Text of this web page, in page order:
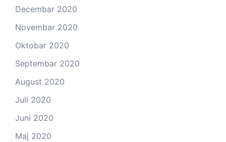
Decembar 2020
Novembar 2020
Oktobar 2020
Septembar 2020
August 2020
Juli 2020
Juni 2020
Maj 2020